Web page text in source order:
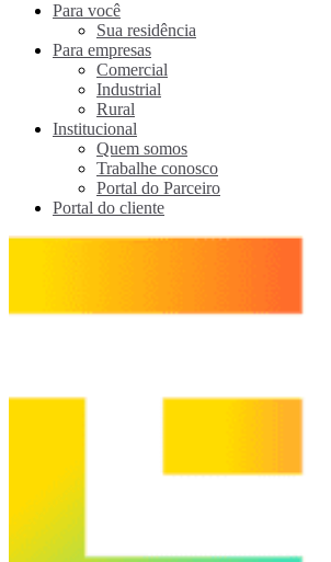
Para você
Sua residência
Para empresas
Comercial
Industrial
Rural
Institucional
Quem somos
Trabalhe conosco
Portal do Parceiro
Portal do cliente